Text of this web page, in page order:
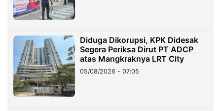
Diduga Dikorupsi, KPK Didesak
Segera Periksa Dirut PT ADCP
atas Mangkraknya LRT City
05/08/2026 - 07:05